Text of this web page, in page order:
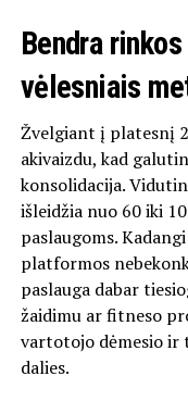
Bendra
vėlesniais
Žvelgiant į platesnį
akivaizdu, kad
konsolidacija.
išleidžia nuo 60 iki
paslaugoms.
platformos
paslauga dabar
žaidimu ar fitneso
vartotojo dėmesio ir
dalies.